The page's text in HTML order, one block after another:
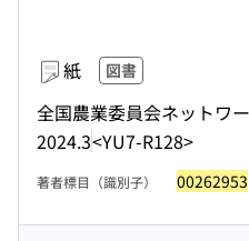
紙 図書
全国農業委員会ネットワ
2024.3<YU7-R128>
著者標目（識別子） 00262953